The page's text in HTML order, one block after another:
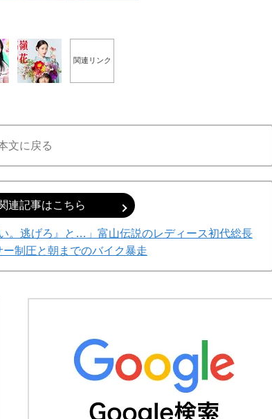
関連リンク
文に戻る
連記事はこちら
。逃げろ』と…」富山伝説のレディース初代総長
ー制圧と朝までのバイク暴走